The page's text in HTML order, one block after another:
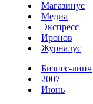
Магазинус
Медиа
Экспресс
Иронов
Журналус
Бизнес-линч
2007
Июнь